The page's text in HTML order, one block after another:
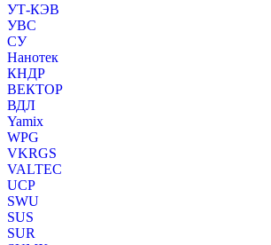
УТ-КЭВ
УВС
СУ
Нанотек
КНДР
ВЕКТОР
ВДЛ
Yamix
WPG
VKRGS
VALTEC
UCP
SWU
SUS
SUR